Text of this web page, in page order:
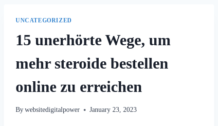
UNCATEGORIZED
15 unerhörte Wege, um
mehr steroide bestellen
online zu erreichen
By websitedigitalpower January 23, 2023